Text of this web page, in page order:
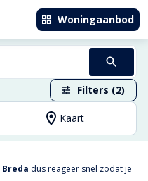
Woningaanbod
Filters (2)
Kaart
Breda dus reageer snel zodat je